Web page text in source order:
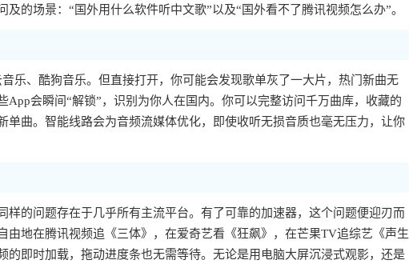
的场景：“国外用什么软件听中文歌”以及“国外看不了腾讯视频怎么办”。
乐、酷狗音乐。但直接打开，你可能会发现歌单灰了一大片，热门新曲无
会瞬间“解锁”，识别为你人在国内。你可以完整访问千万曲库，收藏的
单曲。智能线路会为音频流媒体优化，即使收听无损音质也毫无压力，让你
的问题存在于几乎所有主流平台。有了可靠的加速器，这个问题便迎刃而
地在腾讯视频追《三体》，在爱奇艺看《狂飙》，在芒果TV追综艺《声生
即时加载，拖动进度条也无需等待。无论是用电脑大屏沉浸式观影，还是